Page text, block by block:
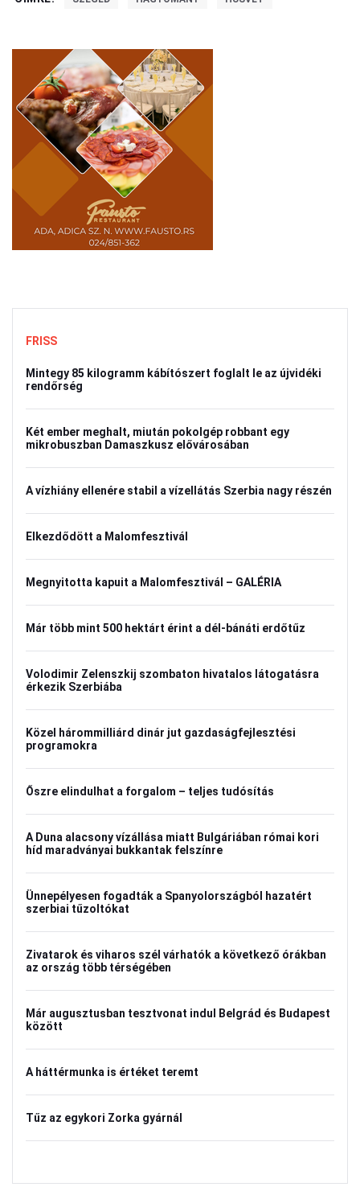
FRISS
Mintegy 85 kilogramm kábítószert foglalt le az újvidéki
rendőrség
Két ember meghalt, miután pokolgép robbant egy
mikrobuszban Damaszkusz elővárosában
A vízhiány ellenére stabil a vízellátás Szerbia nagy részén
Elkezdődött a Malomfesztivál
Megnyitotta kapuit a Malomfesztivál – GALÉRIA
Már több mint 500 hektárt érint a dél-bánáti erdőtűz
Volodimir Zelenszkij szombaton hivatalos látogatásra
érkezik Szerbiába
Közel hárommilliárd dinár jut gazdaságfejlesztési
programokra
Őszre elindulhat a forgalom – teljes tudósítás
A Duna alacsony vízállása miatt Bulgáriában római kori
híd maradványai bukkantak felszínre
Ünnepélyesen fogadták a Spanyolországból hazatért
szerbiai tűzoltókat
Zivatarok és viharos szél várhatók a következő órákban
az ország több térségében
Már augusztusban tesztvonat indul Belgrád és Budapest
között
A háttérmunka is értéket teremt
Tűz az egykori Zorka gyárnál